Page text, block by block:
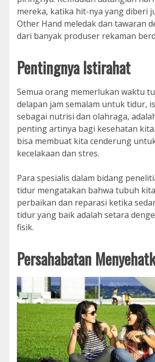
mereka, katika hit-nya yang diberi
Other Hand meledak dan tawaran
dari banyak produser rekaman
Pentingnya Istirahat
Semua orang memerlukan waktu
delapan jam semalam untuk tidur,
sebagai nutrisi dan olahraga,
penting artinya bagi kesehatan
bisa membuat kita cenderung
kecelakaan dan stres.
Para spesialis dalam bidang
tidur mengatakan bahwa tubuh
perbaikan dan reparasi ketika
tidur yang baik adalah setara
fisik.
Persahabatan